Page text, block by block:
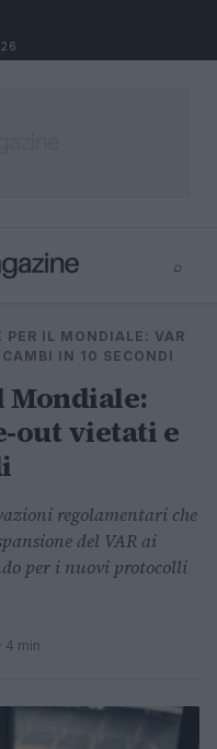
⌕
⌕ ×
PER IL MONDIALE: VAR
IN 10 SECONDI
Mondiale:
out vietati e
regolamentari che
del VAR ai
per i nuovi protocolli
· 4 min